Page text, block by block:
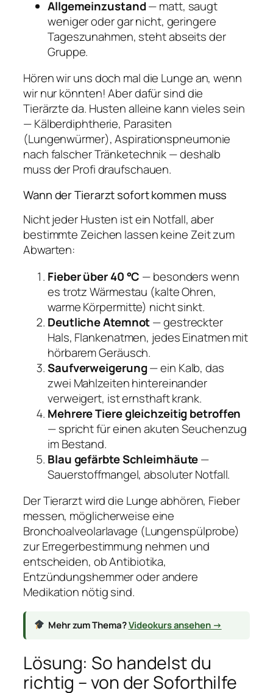
Allgemeinzustand— matt, saugt
weniger oder gar nicht, geringere
Tageszunahmen, steht abseits der
Gruppe.
Hören wir uns doch mal die Lunge an, wenn
wir nur könnten! Aber dafür sind die
Tierärzte da. Husten alleine kann vieles sein
— Kälberdiphtherie, Parasiten
(Lungenwürmer), Aspirationspneumonie
nach falscher Tränketechnik — deshalb
muss der Profi draufschauen.
Wann der Tierarzt sofort kommen muss
Nicht jeder Husten ist ein Notfall, aber
bestimmte Zeichen lassen keine Zeit zum
Abwarten:
Fieber über 40 °C — besonders wenn
es trotz Wärmestau (kalte Ohren,
warme Körpermitte) nicht sinkt.
Deutliche Atemnot— gestreckter
Hals, Flankenatmen, jedes Einatmen mit
hörbarem Geräusch.
Saufverweigerung— ein Kalb, das
zwei Mahlzeiten hintereinander
verweigert, ist ernsthaft krank.
Mehrere Tiere gleichzeitig betroffen
— spricht für einen akuten Seuchenzug
im Bestand.
Blau gefärbte Schleimhäute—
Sauerstoffmangel, absoluter Notfall.
Der Tierarzt wird die Lunge abhören, Fieber
messen, möglicherweise eine
Bronchoalveolarlavage (Lungenspülprobe)
zur Erregerbestimmung nehmen und
entscheiden, ob Antibiotika,
Entzündungshemmer oder andere
Medikation nötig sind.
Mehr zum Thema?Videokurs ansehen →
Lösung: So handelst du
richtig – von der Soforthilfe